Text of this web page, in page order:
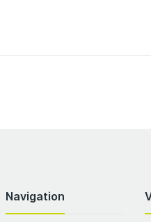
Navigation